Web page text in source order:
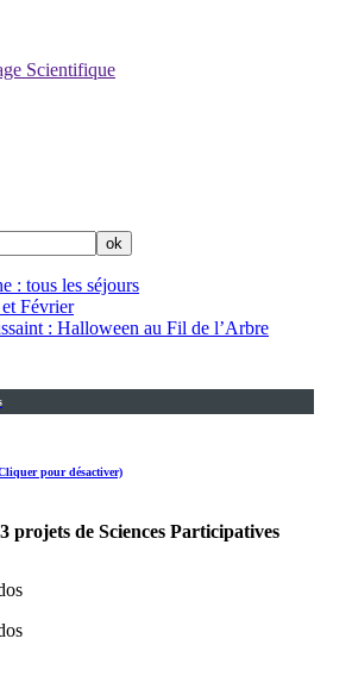
Scientifique
: tous les séjours
Février
: Halloween au Fil de l’Arbre
pour désactiver)
projets de Sciences Participatives